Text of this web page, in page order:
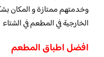
وخدمتهم ممتازة و المكان
الخارجية في المطعم في الشتاء
افضل اطباق المطعم